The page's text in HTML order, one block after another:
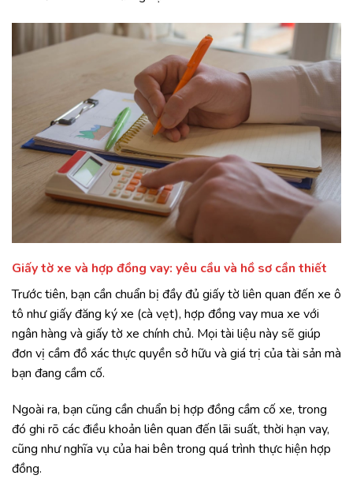
Giấy tờ xe và hợp đồng vay: yêu cầu và hồ sơ cần thiết
Trước tiên, bạn cần chuẩn bị đầy đủ giấy tờ liên quan đến xe ô
tô như giấy đăng ký xe (cà vẹt), hợp đồng vay mua xe với
ngân hàng và giấy tờ xe chính chủ. Mọi tài liệu này sẽ giúp
đơn vị cầm đồ xác thực quyền sở hữu và giá trị của tài sản mà
bạn đang cầm cố.
Ngoài ra, bạn cũng cần chuẩn bị hợp đồng cầm cố xe, trong
đó ghi rõ các điều khoản liên quan đến lãi suất, thời hạn vay,
cũng như nghĩa vụ của hai bên trong quá trình thực hiện hợp
đồng.